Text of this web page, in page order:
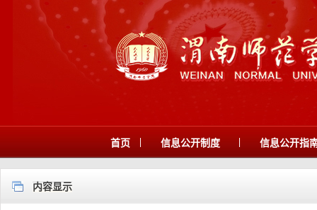
首页 信息公开制度 信息公开指
内容显示